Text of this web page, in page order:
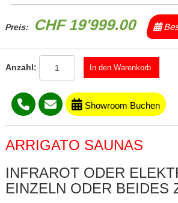
Preis: CHF 19'999.00
Anzahl:
Showroom Buchen
ARRIGATO SAUNAS
INFRAROT ODER
EINZELN ODER BEIDES